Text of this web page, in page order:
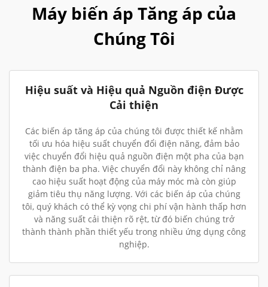
Máy biến áp Tăng áp của
Chúng Tôi
Hiệu suất và Hiệu quả Nguồn điện Được
Cải thiện
Các biến áp tăng áp của chúng tôi được thiết kế nhằm
tối ưu hóa hiệu suất chuyển đổi điện năng, đảm bảo
việc chuyển đổi hiệu quả nguồn điện một pha của bạn
thành điện ba pha. Việc chuyển đổi này không chỉ nâng
cao hiệu suất hoạt động của máy móc mà còn giúp
giảm tiêu thụ năng lượng. Với các biến áp của chúng
tôi, quý khách có thể kỳ vọng chi phí vận hành thấp hơn
và năng suất cải thiện rõ rệt, từ đó biến chúng trở
thành thành phần thiết yếu trong nhiều ứng dụng công
nghiệp.